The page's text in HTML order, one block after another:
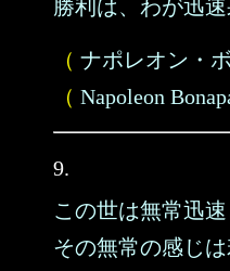
勝利は、わが迅
（ ナポレオン・
（ Napoleon
9.
この世は無常迅速
その無常の感じ